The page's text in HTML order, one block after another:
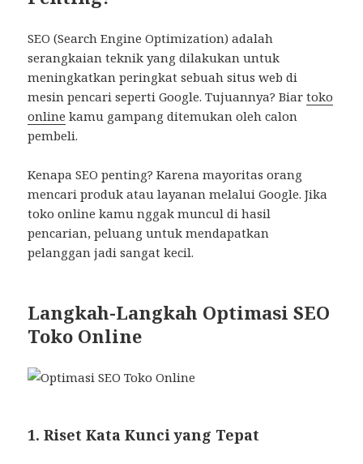
SEO (Search Engine Optimization) adalah
serangkaian teknik yang dilakukan untuk
meningkatkan peringkat sebuah situs web di
mesin pencari seperti Google. Tujuannya? Biartoko
online kamu gampang ditemukan oleh calon
pembeli.
Kenapa SEO penting? Karena mayoritas orang
mencari produk atau layanan melalui Google. Jika
toko online kamu nggak muncul di hasil
pencarian, peluang untuk mendapatkan
pelanggan jadi sangat kecil.
Langkah-Langkah Optimasi SEO
Toko Online
1. Riset Kata Kunci yang Tepat